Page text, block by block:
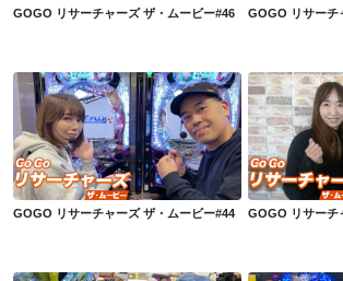
GOGO リサーチャーズ ザ・ムービー#46 GOGO リサーチ
GOGO リサーチャーズ ザ・ムービー#44
GOGO リサーチャーズ ザ・ムービー#44 GOGO リサーチ